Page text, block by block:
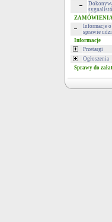
Informacje
sprawie
Informacje
Przetargi
Ogłoszenia
Sprawy do